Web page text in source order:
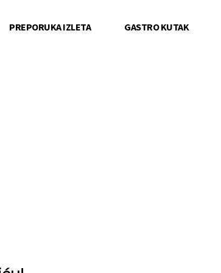
PREPORUKA IZLETA GASTRO KUTAK